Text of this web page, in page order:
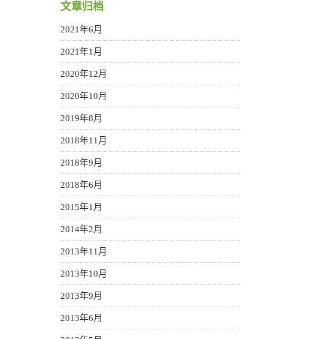
文章归档
2021年6月
2021年1月
2020年12月
2020年10月
2019年8月
2018年11月
2018年9月
2018年6月
2015年1月
2014年2月
2013年11月
2013年10月
2013年9月
2013年6月